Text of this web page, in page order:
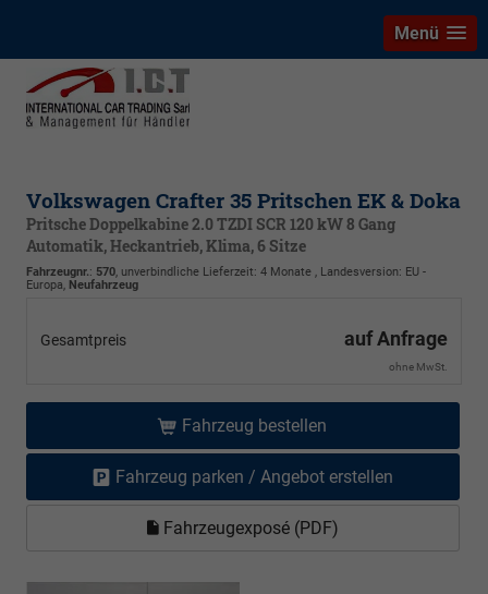
Menü
Volkswagen Crafter 35 Pritschen EK & Doka
Pritsche Doppelkabine 2.0 TZDI SCR 120 kW 8 Gang
Automatik, Heckantrieb, Klima, 6 Sitze
Fahrzeugnr.: 570, unverbindliche Lieferzeit: 4 Monate , Landesversion: EU -
Europa, Neufahrzeug
Gesamtpreis auf Anfrage
ohne MwSt.
Fahrzeug bestellen
Fahrzeug parken / Angebot erstellen
Fahrzeugexposé (PDF)